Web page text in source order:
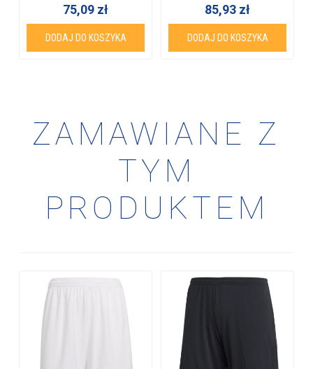
75,09 zł
DODAJ DO KOSZYKA
85,93 zł
DODAJ DO KOSZYKA
ZAMAWIANE Z
TYM
PRODUKTEM